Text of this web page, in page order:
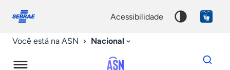
conosco
acessibilidade
Você está na ASN Nacional
Dados
para